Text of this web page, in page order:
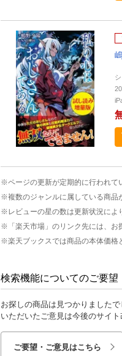
※ページの更新が定期的に行われて
※複数のジャンルに属している商品
※レビューの星の数は更新状況によ
※「楽天市場」のリンク先には、お
※楽天ブックスでは商品の本体価格
検索機能についてのご要望
お探しの商品は見つかりました
いただいたご意見は今後のサイ
ご要望・ご意見はこちら